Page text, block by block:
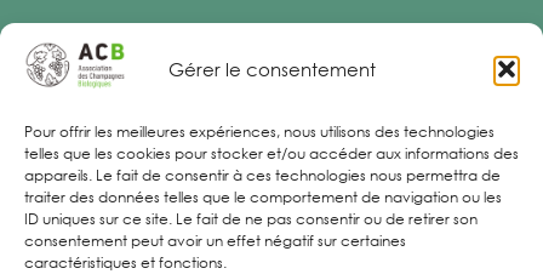
Gérer le consentement
Pour offrir les meilleures expériences, nous utilisons des technologies
telles que les cookies pour stocker et/ou accéder aux informations des
appareils. Le fait de consentir à ces technologies nous permettra de
traiter des données telles que le comportement de navigation ou les
ID uniques sur ce site. Le fait de ne pas consentir ou de retirer son
consentement peut avoir un effet négatif sur certaines
caractéristiques et fonctions.
Espace Presse